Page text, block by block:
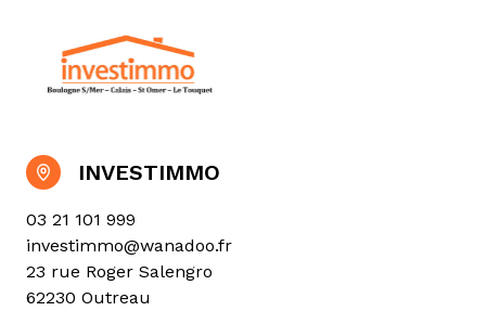
INVESTIMMO
03 21 101 999
investimmo@wanadoo.fr
23 rue Roger Salengro
62230 Outreau